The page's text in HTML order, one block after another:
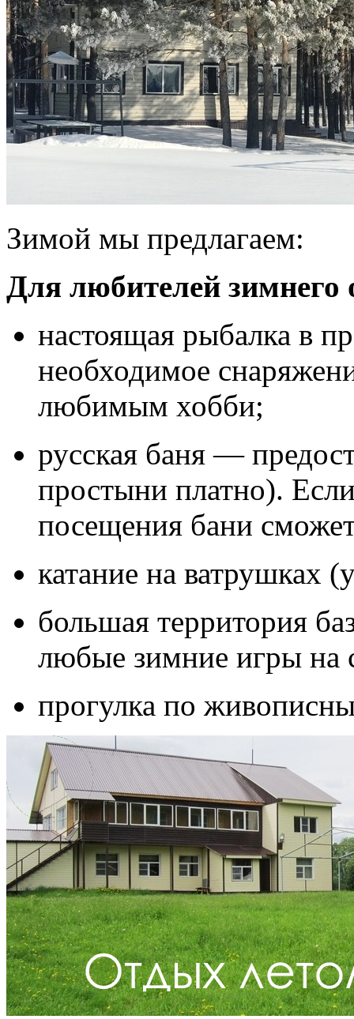
Зимой мы предлагаем:
Для любителей зимнего
настоящая рыбалка в
необходимое
любимым хобби;
русская баня —
простыни платно).
посещения бани
катание на ватрушках
большая территория
любые зимние игры на
прогулка по